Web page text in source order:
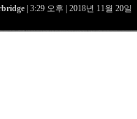
| 3:29 오후 | 2018년 11월 20일